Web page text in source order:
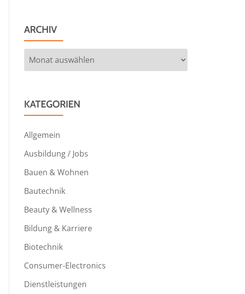
ARCHIV
Archiv
KATEGORIEN
Allgemein
Ausbildung / Jobs
Bauen & Wohnen
Bautechnik
Beauty & Wellness
Bildung & Karriere
Biotechnik
Consumer-Electronics
Dienstleistungen